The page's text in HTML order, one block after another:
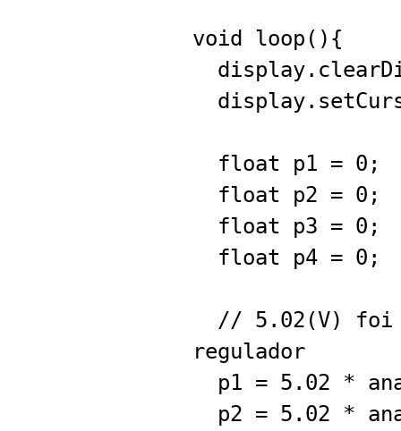
void loop(){
float p1 = 0;
float p2 = 0;
float p3 = 0;
float p4 = 0;
// 5.02(V) foi
regulador
p1 = 5.02 *
p2 = 5.02 *